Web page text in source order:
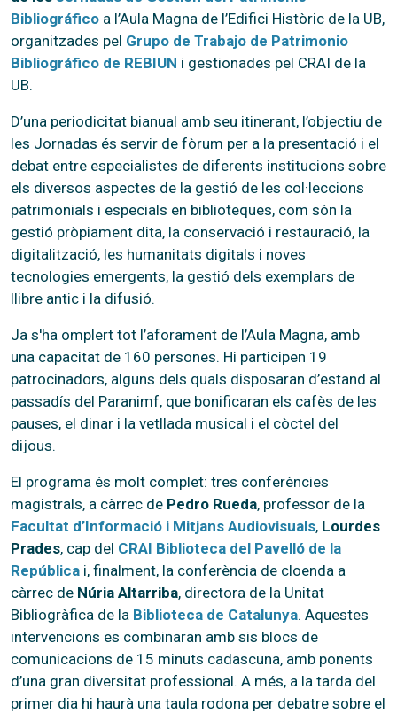
Bibliográfico a l’Aula Magna de l’Edifici Històric de la UB,
organitzades pel Grupo de Trabajo de Patrimonio
Bibliográfico de REBIUN i gestionades pel CRAI de la
UB.
D’una periodicitat bianual amb seu itinerant, l’objectiu de
les Jornadas és servir de fòrum per a la presentació i el
debat entre especialistes de diferents institucions sobre
els diversos aspectes de la gestió de les col·leccions
patrimonials i especials en biblioteques, com són la
gestió pròpiament dita, la conservació i restauració, la
digitalització, les humanitats digitals i noves
tecnologies emergents, la gestió dels exemplars de
llibre antic i la difusió.
Ja s'ha omplert tot l’aforament de l’Aula Magna, amb
una capacitat de 160 persones. Hi participen 19
patrocinadors, alguns dels quals disposaran d’estand al
passadís del Paranimf, que bonificaran els cafès de les
pauses, el dinar i la vetllada musical i el còctel del
dijous.
El programa és molt complet: tres conferències
magistrals, a càrrec de Pedro Rueda, professor de la
Facultat d’Informació i Mitjans Audiovisuals, Lourdes
Prades, cap del CRAI Biblioteca del Pavelló de la
República i, finalment, la conferència de cloenda a
càrrec de Núria Altarriba, directora de la Unitat
Bibliogràfica de la Biblioteca de Catalunya. Aquestes
intervencions es combinaran amb sis blocs de
comunicacions de 15 minuts cadascuna, amb ponents
d’una gran diversitat professional. A més, a la tarda del
primer dia hi haurà una taula rodona per debatre sobre el